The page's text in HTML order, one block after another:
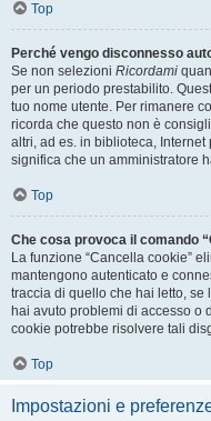
Top
Perché vengo disconnesso
Se non selezioni Ricordami
per un periodo prestabilito.
tuo nome utente. Per rimanere
ricorda che questo non è
altri, ad es. in biblioteca,
significa che un amministratore
Top
Che cosa provoca il comando
La funzione “Cancella cookie”
mantengono autenticato e
traccia di quello che hai letto, se
hai avuto problemi di accesso o
cookie potrebbe risolvere tali
Top
Impostazioni e